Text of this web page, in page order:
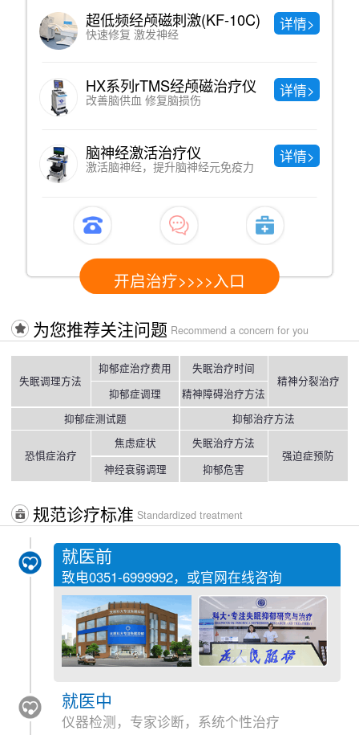
中药熏蒸
直达病灶、绿色纯天然
详情>
中医理疗
调节神经系统功能，提高免疫功能
详情>
中医针灸
疏通经络 调节阴阳
详情>
开启治疗>>>>入口
为您推荐关注问题 Recommend a concern for you
失眠调理方法
抑郁症治疗费用
抑郁症调理
失眠治疗时间
精神障碍治疗方法
精神分裂治疗
抑郁症测试题 抑郁治疗方法
恐惧症治疗
焦虑症状
神经衰弱调理
失眠治疗方法
抑郁危害
强迫症预防
规范诊疗标准 Standardized treatment
就医前
致电0351-6999992，或官网在线咨询
就医中
仪器检测，专家诊断，系统个性治疗